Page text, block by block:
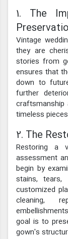
1. The
Vintage
they are
stories from
ensures that
down to
further
timeless
2. The
Restoring a
assessment
begin by
stains,
customized
cleaning,
goal is to
gown's